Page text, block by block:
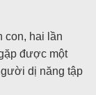
con, hai lần
được một
dị năng tập